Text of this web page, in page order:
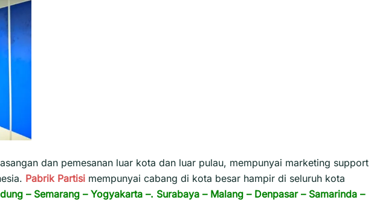
dan pemesanan luar kota dan luar pulau, mempunyai marketing support
Pabrik Partisi mempunyai cabang di kota besar hampir di seluruh kota
– Semarang – Yogyakarta –. Surabaya – Malang – Denpasar– Samarinda –